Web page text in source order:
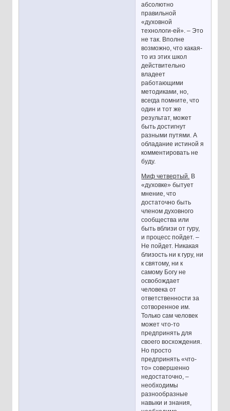
абсолютно
правильной
«духовной
технологи-ей». – Это
не так. Вполне
возможно, что какая-
то из этих школ
действительно
владеет
работающими
методиками, но,
всегда помните, что
один и тот же
результат, может
быть достигнут
разными путями. А
обладание истиной я
комментировать не
буду.
Миф четвертый. В
«духовке» бытует
мнение, что
достаточно быть
членом духовного
сообщества или
быть вблизи от гуру,
и процесс пойдет. –
Не пойдет. Никакая
близость ни к гуру, ни
к святому, ни к
самому Богу не
освобождает
человека от
ответственности за
сотворенное им.
Только сам человек
может что-то
предпринять для
своего восхождения.
Но просто
предпринять «что-
то» совершенно
недостаточно, –
необходимы
разнообразные
навыки и знания,